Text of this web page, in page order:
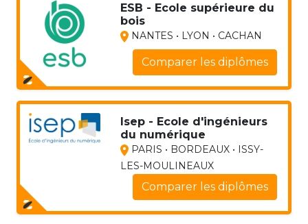
ESB - Ecole supérieure du
bois
NANTES • LYON • CACHAN
Comparer les diplômes
Isep - Ecole d'ingénieurs
du numérique
PARIS • BORDEAUX • ISSY-
LES-MOULINEAUX
Comparer les diplômes